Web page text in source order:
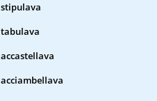
stipulava
tabulava
accastellava
acciambellava